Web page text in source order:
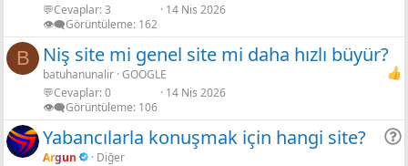
💬Cevaplar 3
👁️‍🗨️Görüntüleme 162
14 Nis 2026
B Niş site mi genel site mi daha hızlı büyür?
batuhanunalir GOOGLE
💬Cevaplar 0
👁️‍🗨️Görüntüleme 106
14 Nis 2026
Yabancılarla konuşmak için hangi site?
Argun
Diğer